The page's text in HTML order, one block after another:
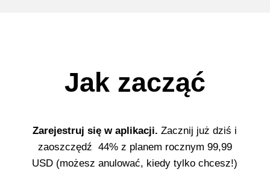
Jak zacząć
Zarejestruj się w aplikacji.Zacznij już dziś i
zaoszczędź 44% z planem rocznym 99,99
USD (możesz anulować, kiedy tylko chcesz!)